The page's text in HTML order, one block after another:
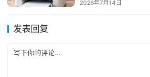
2026年7月14日
发表回复